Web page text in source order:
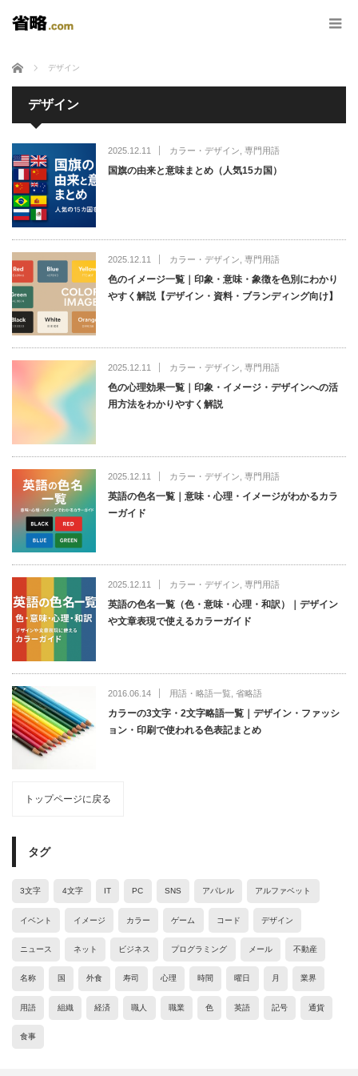
ホーム デザイン
デザイン
2025.12.11 カラー・デザイン 専門用語
国旗の由来と意味まとめ（人気15カ国）
2025.12.11 カラー・デザイン 専門用語
色のイメージ一覧｜印象・意味・象徴を色別にわかり
やすく解説【デザイン・資料・ブランディング向け】
2025.12.11 カラー・デザイン 専門用語
色の心理効果一覧｜印象・イメージ・デザインへの活
用方法をわかりやすく解説
2025.12.11 カラー・デザイン 専門用語
英語の色名一覧｜意味・心理・イメージがわかるカラ
ーガイド
2025.12.11 カラー・デザイン 専門用語
英語の色名一覧（色・意味・心理・和訳）｜デザイン
や文章表現で使えるカラーガイド
2016.06.14 用語・略語一覧 省略語
カラーの3文字・2文字略語一覧｜デザイン・ファッシ
ョン・印刷で使われる色表記まとめ
トップページに戻る
タグ
3文字 4文字 IT PC SNS アパレル アルファベット
イベント イメージ カラー ゲーム コード デザイン
ニュース ネット ビジネス プログラミング メール 不動産
名称 国 外食 寿司 心理 時間 曜日 月 業界
用語 組織 経済 職人 職業 色 英語 記号 通貨
食事